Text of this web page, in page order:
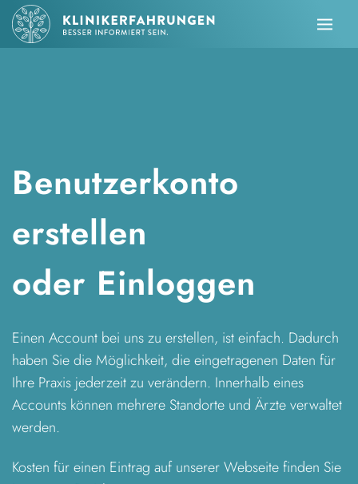
Benutzerkonto
erstellen
oder Einloggen
Einen Account bei uns zu erstellen, ist einfach. Dadurch
haben Sie die Möglichkeit, die eingetragenen Daten für
Ihre Praxis jederzeit zu verändern. Innerhalb eines
Accounts können mehrere Standorte und Ärzte verwaltet
werden.
Kosten für einen Eintrag auf unserer Webseite finden Sie